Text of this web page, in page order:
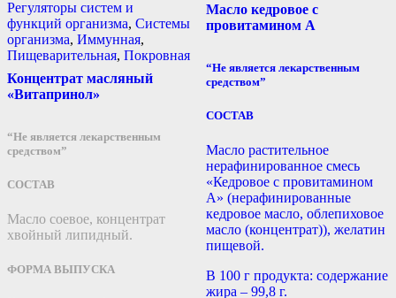
Регуляторы систем и
функций организма, Системы
организма, Иммунная,
Пищеварительная, Покровная
Концентрат масляный
«Витапринол»
“Не является лекарственным
средством”
СОСТАВ
Масло соевое, концентрат
хвойный липидный.
ФОРМА ВЫПУСКА
Масло кедровое с
провитамином А
“Не является лекарственным
средством”
СОСТАВ
Масло растительное
нерафинированное смесь
«Кедровое с провитамином
А» (нерафинированные
кедровое масло, облепиховое
масло (концентрат)), желатин
пищевой.
В 100 г продукта: содержание
жира – 99,8 г.